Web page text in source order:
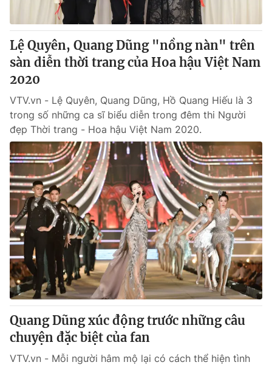
Lệ Quyên, Quang Dũng "nồng nàn" trên
sàn diễn thời trang của Hoa hậu Việt Nam
2020
VTV.vn - Lệ Quyên, Quang Dũng, Hồ Quang Hiếu là 3
trong số những ca sĩ biểu diễn trong đêm thi Người
đẹp Thời trang - Hoa hậu Việt Nam 2020.
Quang Dũng xúc động trước những câu
chuyện đặc biệt của fan
VTV.vn - Mỗi người hâm mộ lại có cách thể hiện tình